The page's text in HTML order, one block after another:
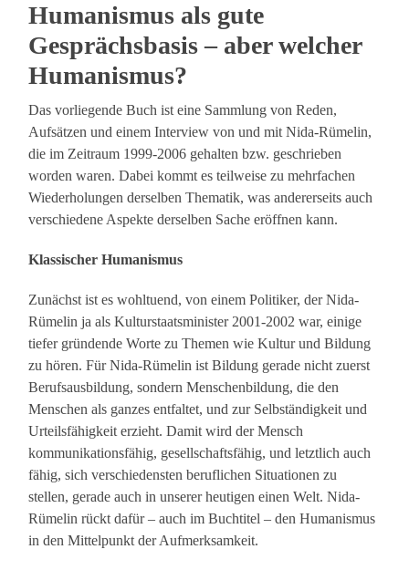
Humanismus als gute
Gesprächsbasis – aber welcher
Humanismus?
Das vorliegende Buch ist eine Sammlung von Reden,
Aufsätzen und einem Interview von und mit Nida-Rümelin,
die im Zeitraum 1999-2006 gehalten bzw. geschrieben
worden waren. Dabei kommt es teilweise zu mehrfachen
Wiederholungen derselben Thematik, was andererseits auch
verschiedene Aspekte derselben Sache eröffnen kann.
Klassischer Humanismus
Zunächst ist es wohltuend, von einem Politiker, der Nida-
Rümelin ja als Kulturstaatsminister 2001-2002 war, einige
tiefer gründende Worte zu Themen wie Kultur und Bildung
zu hören. Für Nida-Rümelin ist Bildung gerade nicht zuerst
Berufsausbildung, sondern Menschenbildung, die den
Menschen als ganzes entfaltet, und zur Selbständigkeit und
Urteilsfähigkeit erzieht. Damit wird der Mensch
kommunikationsfähig, gesellschaftsfähig, und letztlich auch
fähig, sich verschiedensten beruflichen Situationen zu
stellen, gerade auch in unserer heutigen einen Welt. Nida-
Rümelin rückt dafür – auch im Buchtitel – den Humanismus
in den Mittelpunkt der Aufmerksamkeit.